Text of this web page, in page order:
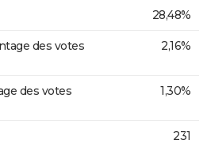
28,48%
des votes
2,16%
des votes
1,30%
231